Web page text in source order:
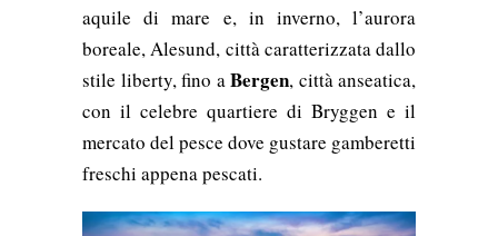
aquile di mare e, in inverno, l’aurora
boreale, Alesund, città caratterizzata dallo
stile liberty, fino a Bergen, città anseatica,
con il celebre quartiere di Bryggen e il
mercato del pesce dove gustare gamberetti
freschi appena pescati.